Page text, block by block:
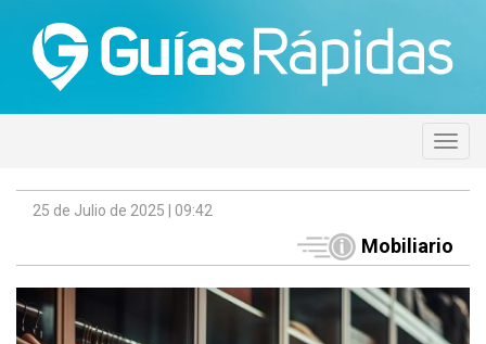
25 de Julio de 2025 | 09:42
Mobiliario